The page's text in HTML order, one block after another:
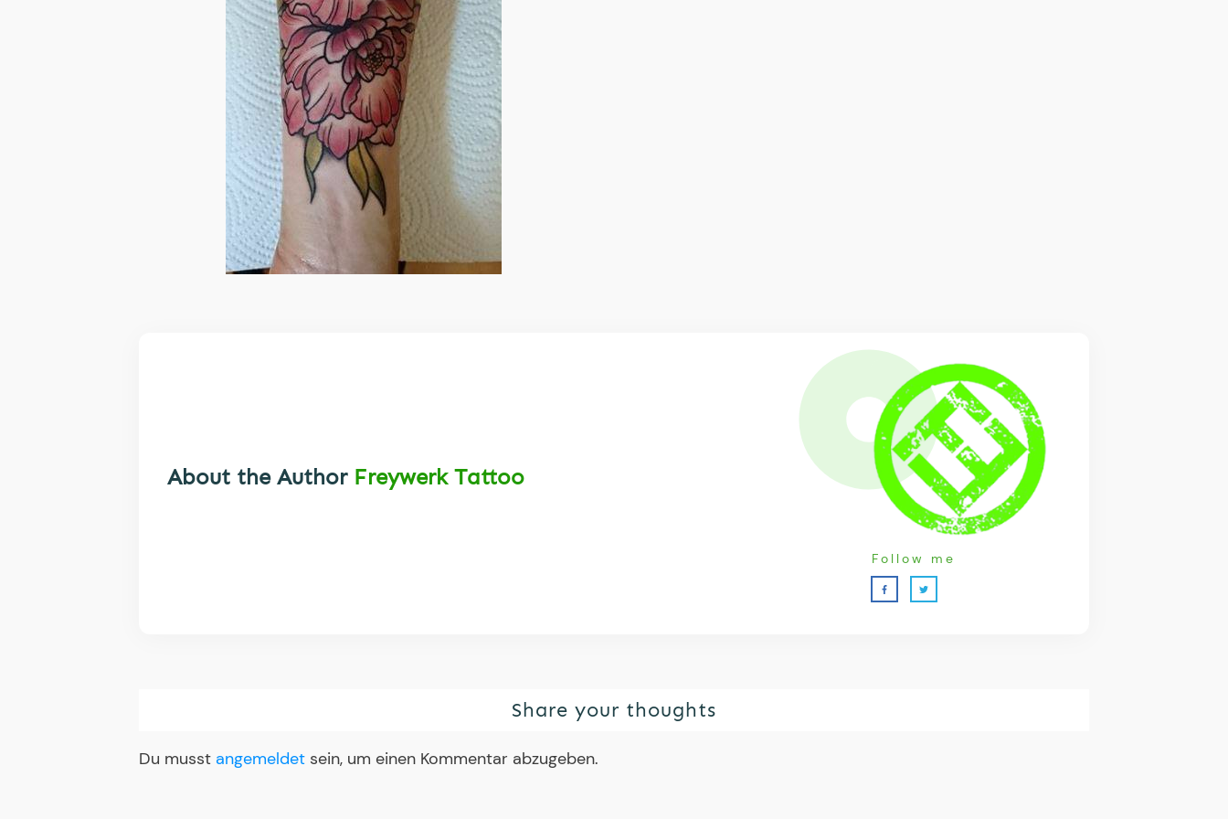
About the Author Freywerk Tattoo
Follow me
Share your thoughts
Du musst angemeldet sein, um einen Kommentar abzugeben.